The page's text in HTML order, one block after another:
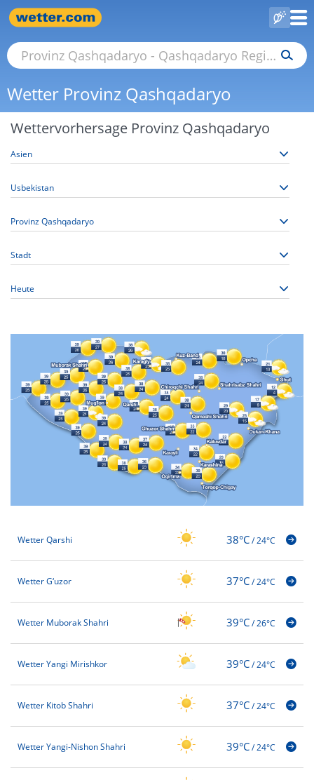
Wetter Provinz Qashqadaryo
Wettervorhersage Provinz Qashqadaryo
Wetter Qarshi 38°C/24°C
Wetter G‘uzor 37°C/24°C
Wetter Muborak Shahri 39°C/26°C
Wetter Yangi Mirishkor 39°C/24°C
Wetter Kitob Shahri 37°C/24°C
Wetter Yangi-Nishon Shahri 39°C/24°C